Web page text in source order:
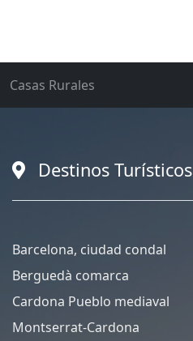
Casas Rurales
Destinos Turísticos
Barcelona, ciudad condal
Berguedà comarca
Cardona Pueblo mediaval
Montserrat-Cardona